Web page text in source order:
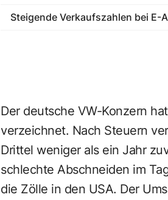
Steigende Verkaufszahlen bei E-
Der deutsche VW-Konzern
verzeichnet. Nach Steuern
Drittel weniger als ein Jahr
schlechte Abschneiden im
die Zölle in den USA. Der